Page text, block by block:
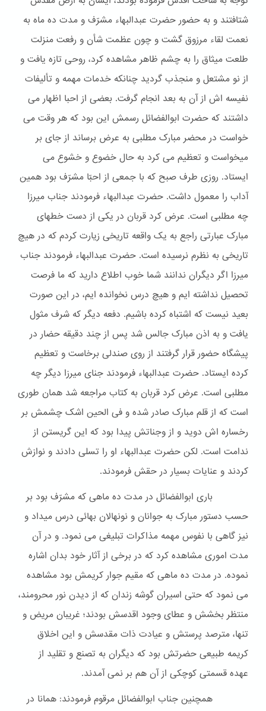
شتافتند و به حضور حضرت عبدالبهاء مشرّف و مدت ده ماه به
نعمت لقاء مرزوق گشت و چون عظمت شأن و رفعت منزلت
طلعت میثاق را به چشم ظاهر مشاهده کرد، روحی تازه یافت و
از نو مشتعل و منجذب گردید چنانکه خدمات مهمه و تألیفات
نفیسه اش از آن به بعد انجام گرفت. بعضی از احبا اظهار می
داشتند که حضرت ابوالفضائل رسمش این بود که هر وقت می
خواست در محضر مبارک مطلبی به عرض برساند از جای بر
میخواست و تعظیم می کرد به حال خضوع و خشوع می
ایستاد. روزی طرف صبح که با جمعی از احبّا مشرّف بود همین
آداب را معمول داشت. حضرت عبدالبهاء فرمودند جناب میرزا
چه مطلبی است. عرض کرد قربان در یکی از دست خطهای
مبارک عبارتی راجع به یک واقعه تاریخی زیارت کردم که در هیچ
تاریخی به نظرم نرسیده است. حضرت عبدالبهاء فرمودند جناب
میرزا اگر دیگران ندانند شما خوب اطلاع دارید که ما فرصت
تحصیل نداشته ایم و هیچ درس نخوانده ایم، در این صورت
بعید نیست که اشتباه کرده باشیم. دفعه دیگر که شرف مثول
یافت و به اذن مبارک جالس شد پس از چند دقیقه حضار در
پیشگاه حضور قرار گرفتند از روی صندلی برخاست و تعظیم
کرده ایستاد. حضرت عبدالبهاء فرمودند جنای میرزا دیگر چه
مطلبی است. عرض کرد قربان به کتاب مراجعه شد همان طوری
است که از قلم مبارک صادر شده و فی الحین اشک چشمش بر
رخساره اش دوید و از وجناتش پیدا بود که این گریستن از
ندامت است. لکن حضرت عبدالبهاء او را تسلی دادند و نوازش
کردند و عنایات بسیار در حقش فرمودند.
باری ابوالفضائل در مدت ده ماهی که مشرّف بود بر
حسب دستور مبارک به جوانان و نونهالان بهائی درس میداد و
نیز گاهی با نفوس مهمه مذاکرات تبلیغی می نمود. و در آن
مدت اموری مشاهده کرد که در برخی از آثار خود بدان اشاره
نموده. در مدت ده ماهی که مقیم جوار کریمش بود مشاهده
می نمود که حتی اسیران گوشه زندان که از دیدن نور محرومند،
منتظر بخشش و عطای وجود اقدسش بودند؛ غریبان مریض و
تنها، مترصد پرستش و عیادت ذات مقدسش و این اخلاق
کریمه طبیعی حضرتش بود که دیگران به تصنع و تقلید از
عهده قسمتی کوچکی از آن هم بر نمی آمدند.
همچنین جناب ابوالفضائل مرقوم فرمودند: همانا در